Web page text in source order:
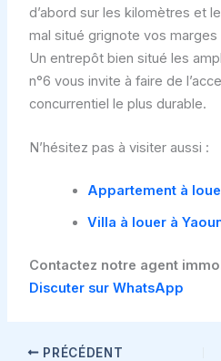
d’abord sur les kilomètres et
mal situé grignote vos
Un entrepôt bien situé les
n°6 vous invite à faire de
concurrentiel le plus durable.
N’hésitez pas à visiter aussi :
Appartement à
Villa à louer à
Contactez notre agent
Discuter sur WhatsApp
PRÉCÉDENT